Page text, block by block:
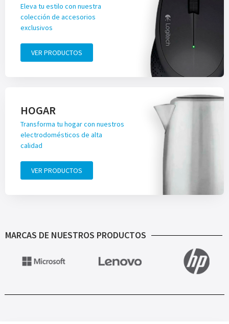
Eleva tu estilo con nuestra
colección de accesorios
exclusivos
VER PRODUCTOS
HOGAR
Transforma tu hogar con nuestros
electrodomésticos de alta
calidad
VER PRODUCTOS
MARCAS DE NUESTROS PRODUCTOS